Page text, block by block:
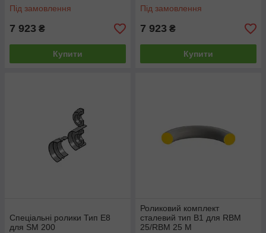
Під замовлення
7 923 ₴
Купити
Під замовлення
7 923 ₴
Купити
Спеціальні ролики Тип E8
для SM 200
Роликовий комплект
сталевий тип B1 для RBM
25/RBM 25 M